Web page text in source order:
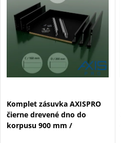
t
o
o
Komplet zásuvka AXISPRO
čierne drevené dno do
korpusu 900 mm /